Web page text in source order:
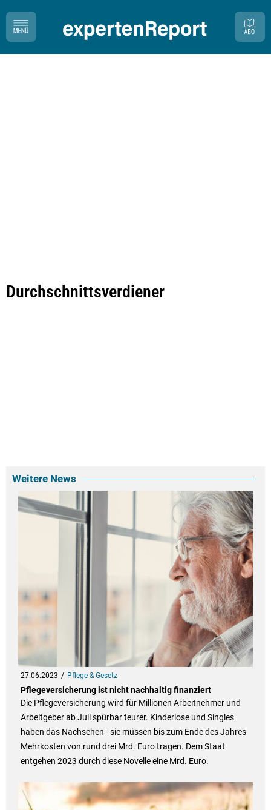
Durchschnittsverdiener
Weitere News
27.06.2023 Pflege & Gesetz
Pflegeversicherung ist nicht nachhaltig finanziert
Die Pflegeversicherung wird für Millionen Arbeitnehmer und
Arbeitgeber ab Juli spürbar teurer. Kinderlose und Singles
haben das Nachsehen - sie müssen bis zum Ende des Jahres
Mehrkosten von rund drei Mrd. Euro tragen. Dem Staat
entgehen 2023 durch diese Novelle eine Mrd. Euro.